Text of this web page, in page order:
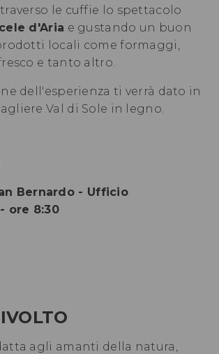
le cuffie lo spettacolo
d'Aria e gustando un buon
locali come formaggi,
e tanto altro.
dell'esperienza ti verrà dato in
Val di Sole in legno.
Bernardo - Ufficio
ore 8:30
agli amanti della natura,